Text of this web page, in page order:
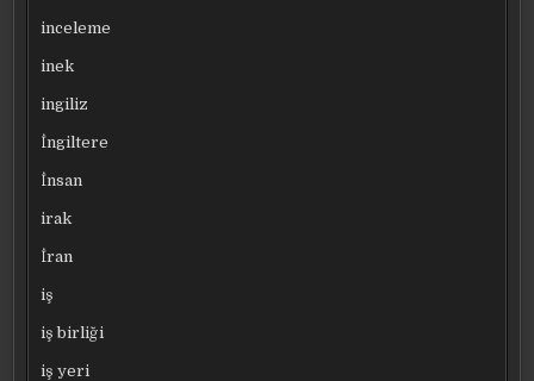
inceleme
inek
ingiliz
İngiltere
İnsan
irak
İran
iş
iş birliği
iş yeri